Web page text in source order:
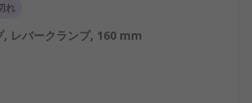
れ
, レバークランプ, 160 mm